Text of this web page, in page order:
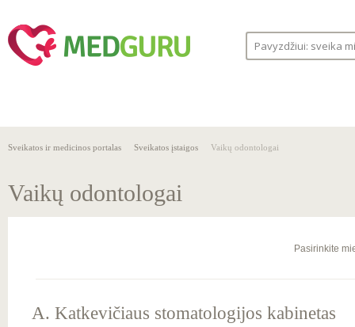
Sveikatos ir medicinos portalas Sveikatos įstaigos Vaikų odontologai
Vaikų odontologai
Pasirinkite
A. Katkevičiaus stomatologijos kabinetas